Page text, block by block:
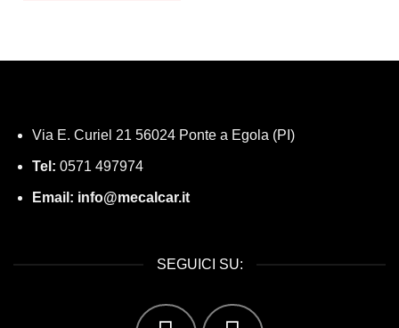
Via E. Curiel 21 56024 Ponte a Egola (PI)
Tel: 0571 497974
Email: info@mecalcar.it
SEGUICI SU: